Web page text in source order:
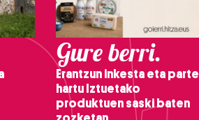
Gure berri.
Erantzun inkesta eta parte
hartu Iztuetako
produktuen saski baten